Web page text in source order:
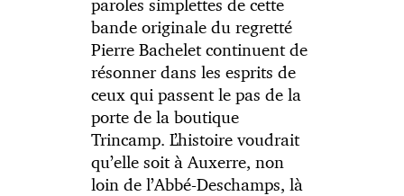
bande originale du regretté
Pierre Bachelet continuent de
résonner dans les esprits de
ceux qui passent le pas de la
porte de la boutique
Trincamp. L’histoire voudrait
qu’elle soit à Auxerre, non
loin de l’Abbé-Deschamps, là